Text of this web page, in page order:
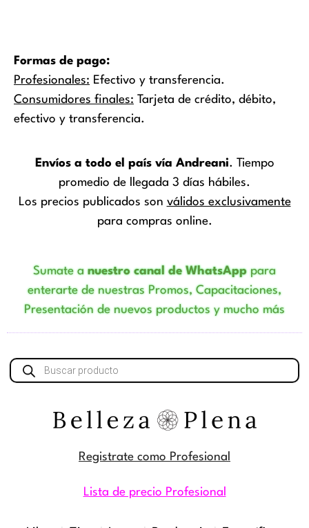
Formas de pago:
Profesionales: Efectivo y transferencia.
Consumidores finales: Tarjeta de crédito, débito,
efectivo y transferencia.
Envíos a todo el país vía Andreani. Tiempo
promedio de llegada 3 días hábiles.
Los precios publicados son válidos exclusivamente
para compras online.
Sumate anuestro canal de WhatsApppara
enterarte de nuestras Promos, Capacitaciones,
Presentación de nuevos productos y mucho más
Búsqueda
de
Registrate como Profesional
Lista de precio Profesional